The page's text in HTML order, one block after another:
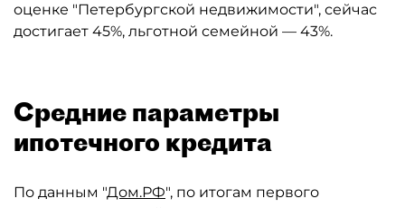
оценке "Петербургской недвижимости", сейчас
достигает 45%, льготной семейной — 43%.
Средние параметры
ипотечного кредита
По данным "Дом.РФ", по итогам первого